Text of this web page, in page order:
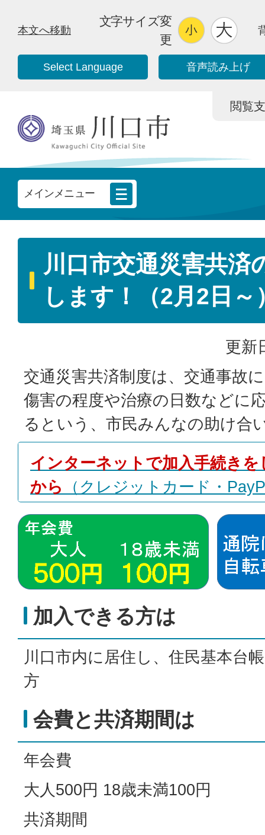
本文へ移動
文字サイズ変
更
Select Language 音声読み上げ
閲覧
メインメニュー
川口市交通災害共済
します！（2月2日～
更新
交通災害共済制度は、交通事故
傷害の程度や治療の日数などに
るという、市民みんなの助け合
インターネットで加入手続き
から
（クレジットカード・
加入できる方は
川口市内に居住し、住民基本台
方
会費と共済期間は
年会費
大人500円 18歳未満100円
共済期間